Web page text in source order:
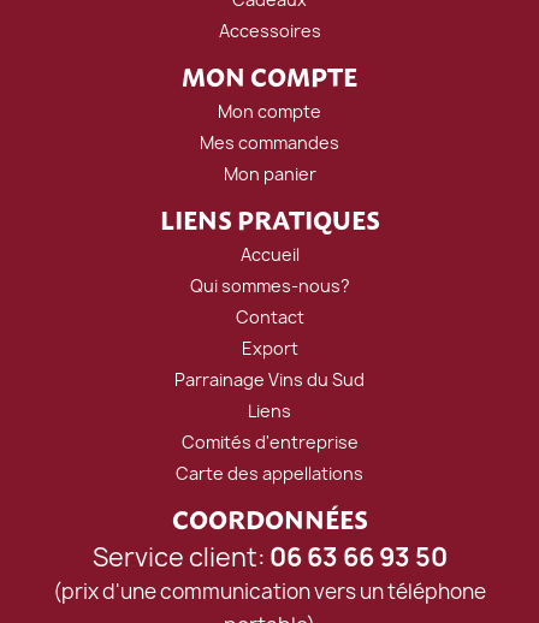
Accessoires
MON COMPTE
Mon compte
Mes commandes
Mon panier
LIENS PRATIQUES
Accueil
Qui sommes-nous?
Contact
Export
Parrainage Vins du Sud
Liens
Comités d'entreprise
Carte des appellations
COORDONNÉES
Service client: 06 63 66 93 50
(prix d'une communication vers un téléphone